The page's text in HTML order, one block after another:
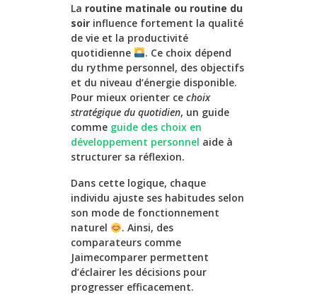
La routine matinale ou routine du
soir influence fortement la qualité
de vie et la productivité
quotidienne
. Ce choix dépend
du rythme personnel, des objectifs
et du niveau d’énergie disponible.
Pour mieux orienter ce choix
stratégique du quotidien, un guide
comme guide des choix en
développement personnel aide à
structurer sa réflexion.
Dans cette logique, chaque
individu ajuste ses habitudes selon
son mode de fonctionnement
naturel
. Ainsi, des
comparateurs comme
Jaimecomparer permettent
d’éclairer les décisions pour
progresser efficacement.